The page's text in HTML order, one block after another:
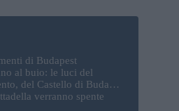
di Budapest
al buio: le luci del
del Castello di Buda e
verranno spente